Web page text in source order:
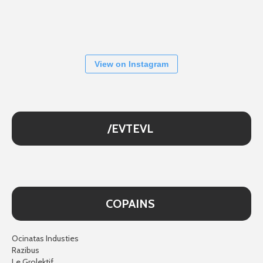
View on Instagram
/EVTEVL
COPAINS
Ocinatas Industies
Razibus